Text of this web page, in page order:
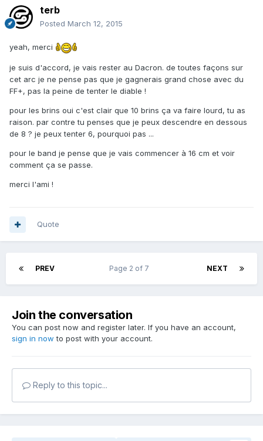
terb
Posted March 12, 2015
yeah, merci
je suis d'accord, je vais rester au Dacron. de toutes façons sur
cet arc je ne pense pas que je gagnerais grand chose avec du
FF+, pas la peine de tenter le diable !
pour les brins oui c'est clair que 10 brins ça va faire lourd, tu as
raison. par contre tu penses que je peux descendre en dessous
de 8 ? je peux tenter 6, pourquoi pas ...
pour le band je pense que je vais commencer à 16 cm et voir
comment ça se passe.
merci l'ami !
Quote
PREV NEXT
Page 2 of 7
Join the conversation
You can post now and register later. If you have an account,
sign in now to post with your account.
Reply to this topic...